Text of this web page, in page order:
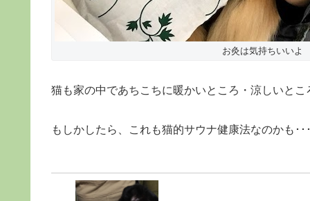
お灸は気持ちいいよ
猫も家の中であちこちに暖かいところ・涼しいと
もしかしたら、これも猫的サウナ健康法なのかも･･